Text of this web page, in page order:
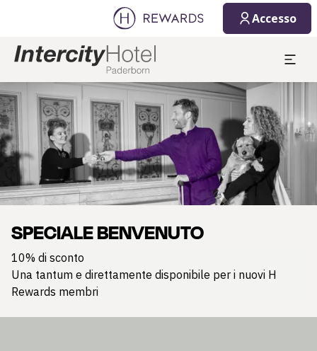
Accesso
Diapositiva 1 di 1
SPECIALE BENVENUTO
10% di sconto
Una tantum e direttamente disponibile per i nuovi H
Rewards membri